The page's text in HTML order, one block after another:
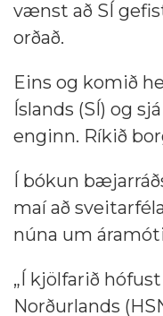
vænst að SÍ
orðað.
Eins og komið
Íslands (SÍ) og
enginn. Ríkið
Í bókun
maí að
núna um
„Í kjölfarið
Norðurlands